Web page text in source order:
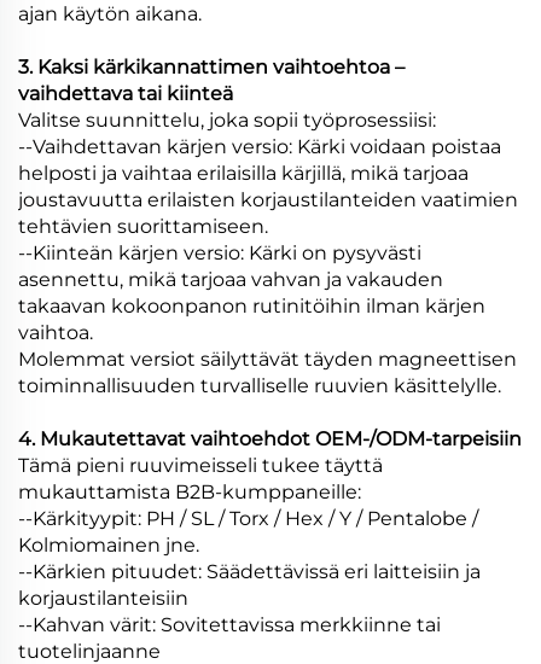
ajan käytön aikana.
3. Kaksi kärkikannattimen vaihtoehtoa –
vaihdettava tai kiinteä
Valitse suunnittelu, joka sopii työprosessiisi:
--Vaihdettavan kärjen versio: Kärki voidaan poistaa
helposti ja vaihtaa erilaisilla kärjillä, mikä tarjoaa
joustavuutta erilaisten korjaustilanteiden vaatimien
tehtävien suorittamiseen.
--Kiinteän kärjen versio: Kärki on pysyvästi
asennettu, mikä tarjoaa vahvan ja vakauden
takaavan kokoonpanon rutinitöihin ilman kärjen
vaihtoa.
Molemmat versiot säilyttävät täyden magneettisen
toiminnallisuuden turvalliselle ruuvien käsittelylle.
4. Mukautettavat vaihtoehdot OEM-/ODM-tarpeisiin
Tämä pieni ruuvimeisseli tukee täyttä
mukauttamista B2B-kumppaneille:
--Kärkityypit: PH / SL / Torx / Hex / Y / Pentalobe /
Kolmiomainen jne.
--Kärkien pituudet: Säädettävissä eri laitteisiin ja
korjaustilanteisiin
--Kahvan värit: Sovitettavissa merkkiinne tai
tuotelinjaanne